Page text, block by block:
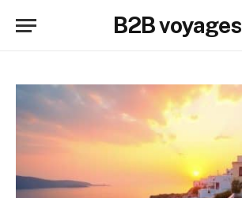
B2B voyages